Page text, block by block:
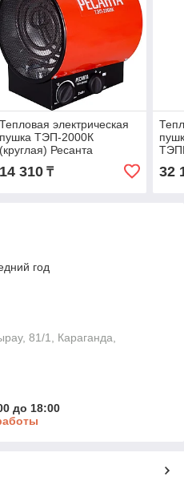
Тепловая электрическая
пушка ТЭП-2000К
(круглая) Ресанта
14 310₸ 32
год
81/1, Караганда,
до 18:00